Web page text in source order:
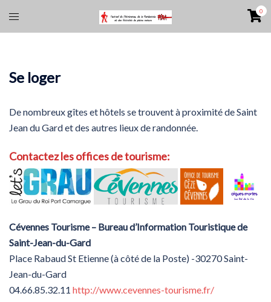
Ouvrir/fermer
le
0
Se loger
De nombreux gîtes et hôtels se trouvent à proximité de Saint
Jean du Gard et des autres lieux de randonnée.
Contactez les offices de tourisme:
Cévennes Tourisme – Bureau d’Information Touristique de
Saint-Jean-du-Gard
Place Rabaud St Etienne (à côté de la Poste) -30270 Saint-
Jean-du-Gard
04.66.85.32.11 http://www.cevennes-tourisme.fr/